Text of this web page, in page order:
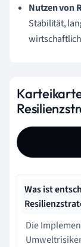
Nutzen von
Stabilität,
Was ist
Die